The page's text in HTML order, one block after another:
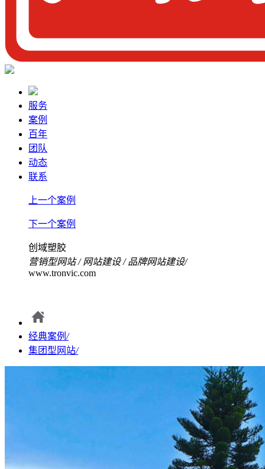
服务
案例
百年
团队
动态
联系
上一个案例
下一个案例
创域塑胶
营销型网站/ 网站建设/ 品牌网站建设/
www.tronvic.com
经典案例 /
集团型网站/